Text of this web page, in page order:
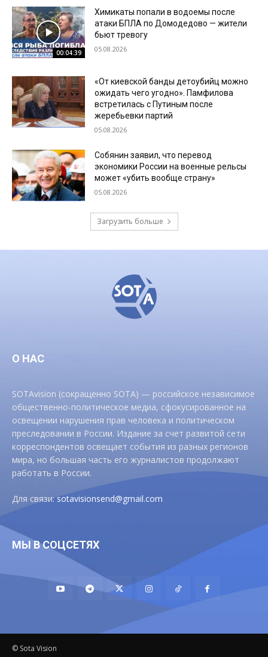
00:04:39
Химикаты попали в водоемы после
атаки БПЛА по Домодедово — жители
бьют тревогу
05.08.2026
«От киевской банды детоубийц можно
ожидать чего угодно». Памфилова
встретилась с Путиным после
жеребьевки партий
05.08.2026
Собянин заявил, что перевод
экономики России на военные рельсы
может «убить вообще страну»
05.08.2026
Загрузить больше
О НАС
SOTAvision (сокращенно SOTA) — российское независимое
общественно-политическое медиа, сфокусированное на
освещении нарушения прав человека и политическом
преследовании в России. Издание за счет развитой сети
корреспондентов освещает события из разных регионов
мира, но большая часть его журналистов продолжают
работать в России.
Для связи:sotavisionsend@gmail.com
МЫ В СОЦСЕТЯХ
© Sota Vision